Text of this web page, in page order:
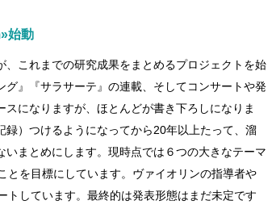
始動
これまでの研究成果をまとめるプロジェクトを始
』『サラサーテ』の連載、そしてコンサートや発
になりますが、ほとんどが書き下ろしになりま
）つけるようになってから20年以上たって、溜
まとめにします。現時点では６つの大きなテーマ
とを目標にしています。ヴァイオリンの指導者や
しています。最終的は発表形態はまだ未定です